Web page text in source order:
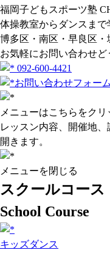
福岡子どもスポーツ塾
体操教室からダンスまで
博多区・南区・早良区・
お気軽にお問い合わせど
092-600-4421
お問い合わせフォーム
メニューはこちらをクリ
レッスン内容、開催地
開きます。
メニューを閉じる
スクールコース
School Course
キッズダンス